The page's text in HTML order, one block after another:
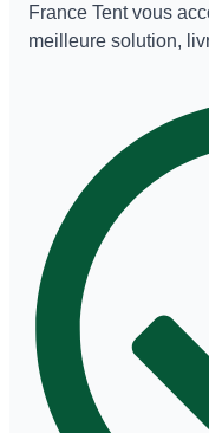
France Tent vous
meilleure solution,